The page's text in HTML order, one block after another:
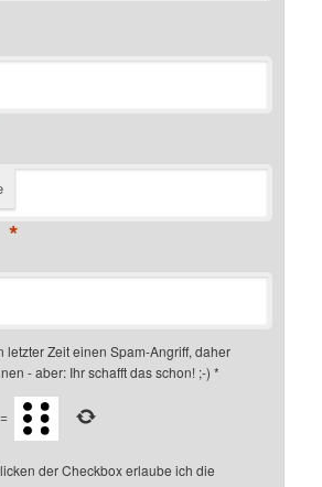
*
letzter Zeit einen Spam-Angriff, daher
- aber: Ihr schafft das schon! ;-) *
=
der Checkbox erlaube ich die